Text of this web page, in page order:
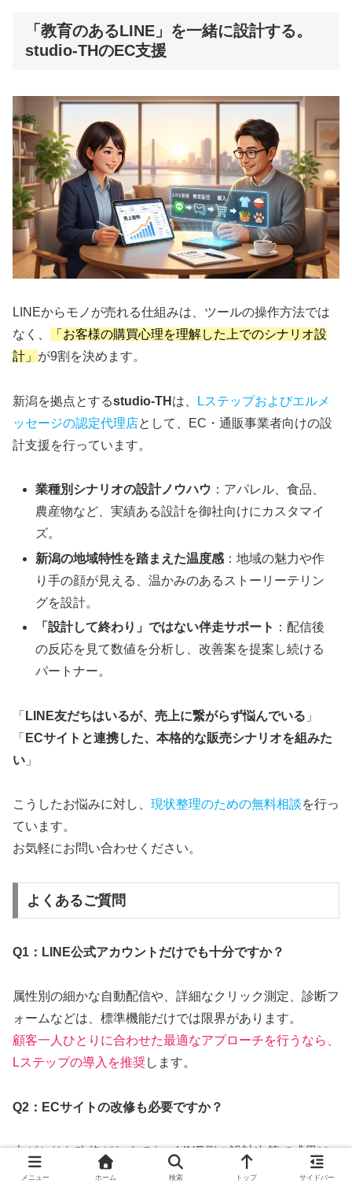
「教育のあるLINE」を一緒に設計する。
studio-THのEC支援
LINEからモノが売れる仕組みは、ツールの操作方法では
なく、
「お客様の購買心理を理解した上でのシナリオ設
計」 が9割を決めます。
新潟を拠点とするstudio-TH は、
Lステップおよびエルメ
ッセージの認定代理店として、EC・通販事業者向けの設
計支援を行っています。
業種別シナリオの設計ノウハウ ：アパレル、食品、
農産物など、実績ある設計を御社向けにカスタマイ
ズ。
新潟の地域特性を踏まえた温度感 ：地域の魅力や作
り手の顔が見える、温かみのあるストーリーテリン
グを設計。
「設計して終わり」ではない伴走サポート ：配信後
の反応を見て数値を分析し、改善案を提案し続ける
パートナー。
「 LINE友だちはいるが、売上に繋がらず悩んでいる 」
「 ECサイトと連携した、本格的な販売シナリオを組みた
い 」
こうしたお悩みに対し、 現状整理のための無料相談を行っ
ています。
お気軽にお問い合わせください。
よくあるご質問
Q1：LINE公式アカウントだけでも十分ですか？
属性別の細かな自動配信や、詳細なクリック測定、診断フ
ォームなどは、標準機能だけでは限界があります。
顧客一人ひとりに合わせた最適なアプローチを行うなら、
Lステップの導入を推奨します。
Q2：ECサイトの改修も必要ですか？
大がかりな改修がなくても、LINE側の設計次第で成果は
出せます。
メニュー ホーム 検索 トップ サイドバー